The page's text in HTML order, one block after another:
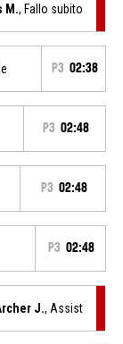
M., Fallo subito
P3 02:38
P3 02:48
P3 02:48
P3 02:48
J., Assist